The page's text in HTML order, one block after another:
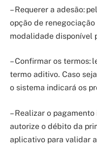
– Requerer a adesão:
opção de
modalidade disponível
– Confirmar os termos:
termo aditivo. Caso
o sistema indicará os
– Realizar o
autorize o débito da
aplicativo para validar